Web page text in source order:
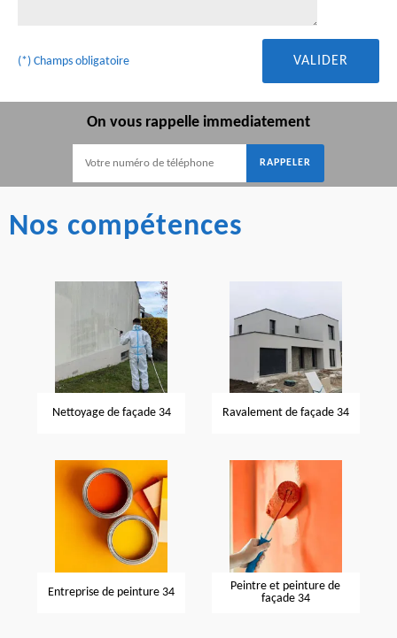
(*) Champs obligatoire
On vous rappelle immediatement
Nos compétences
Nettoyage de façade 34 Ravalement de façade 34
Entreprise de peinture 34
Peintre et peinture de
façade 34